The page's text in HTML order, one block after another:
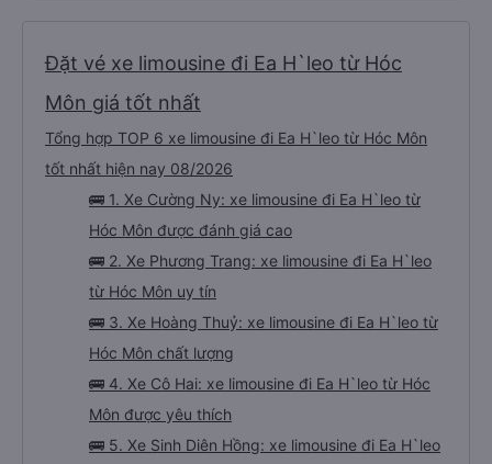
Đặt vé xe limousine đi Ea H`leo từ Hóc
Môn giá tốt nhất
Tổng hợp TOP 6 xe limousine đi Ea H`leo từ Hóc Môn
tốt nhất hiện nay 08/2026
🚌 1. Xe Cường Ny: xe limousine đi Ea H`leo từ
Hóc Môn được đánh giá cao
🚌 2. Xe Phương Trang: xe limousine đi Ea H`leo
từ Hóc Môn uy tín
🚌 3. Xe Hoàng Thuỷ: xe limousine đi Ea H`leo từ
Hóc Môn chất lượng
🚌 4. Xe Cô Hai: xe limousine đi Ea H`leo từ Hóc
Môn được yêu thích
🚌 5. Xe Sinh Diên Hồng: xe limousine đi Ea H`leo